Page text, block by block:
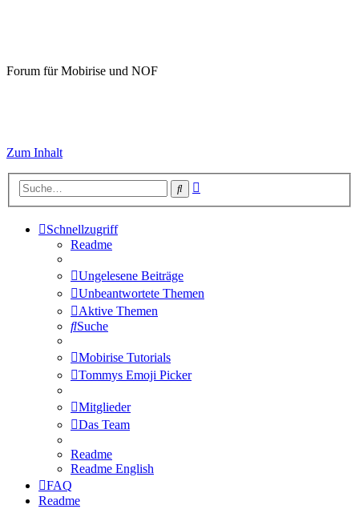
Forum für Mobirise und NOF
Zum Inhalt
Suche
Schnellzugriff
Readme
Ungelesene Beiträge
Unbeantwortete Themen
Aktive Themen
Suche
Mobirise Tutorials
Tommys Emoji Picker
Mitglieder
Das Team
Readme
Readme English
FAQ
Readme